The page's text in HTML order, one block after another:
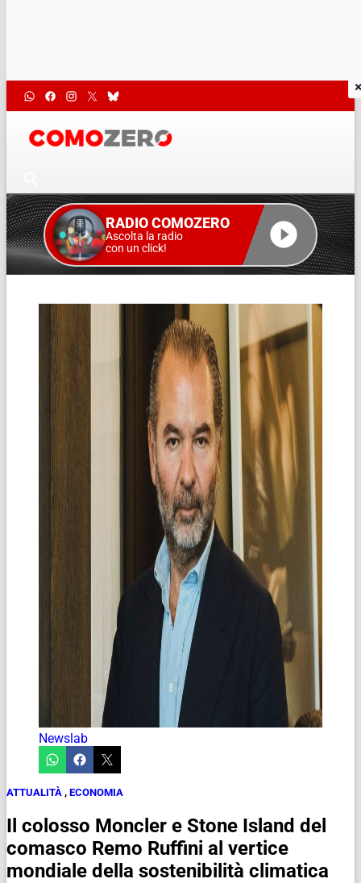
RADIO COMOZERO
Ascolta la radio
con un click!
Newslab
ATTUALITÀ , ECONOMIA
Il colosso Moncler e Stone Island del
comasco Remo Ruffini al vertice
mondiale della sostenibilità climatica